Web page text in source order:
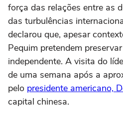
força das relações entre as
das turbulências
declarou que, apesar
Pequim pretendem
independente. A visita do
de uma semana após a
pelo presidente americano,
capital chinesa.